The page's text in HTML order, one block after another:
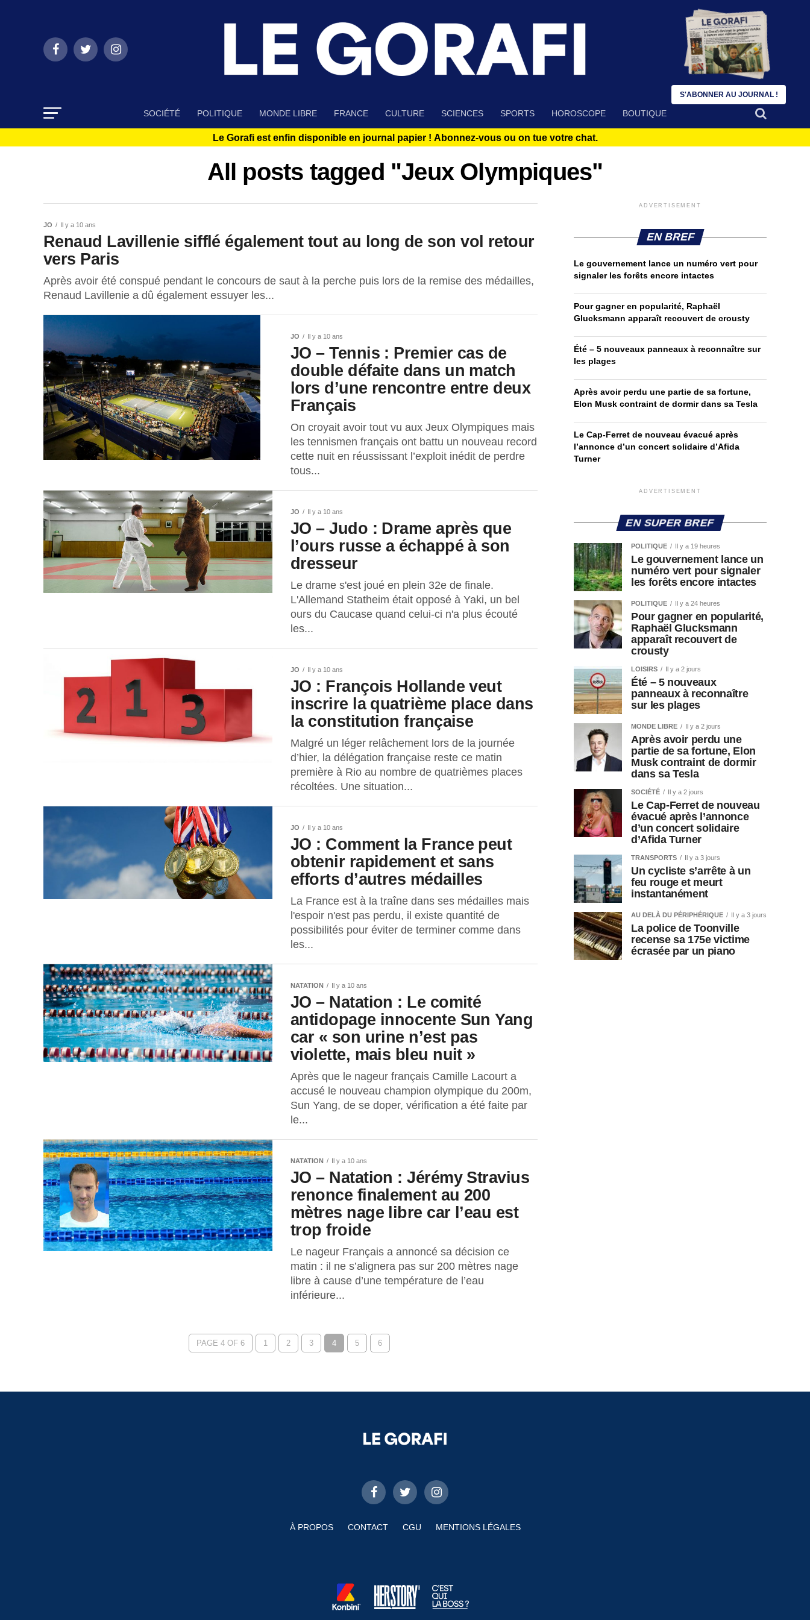
SOCIÉTÉ POLITIQUE MONDE LIBRE FRANCE CULTURE SCIENCES SPORTS HOROSCOPE BOUTIQUE
Le Gorafi est enfin disponible en journal papier ! Abonnez-vous ou on tue votre chat.
All posts tagged "Jeux Olympiques"
JO Il y a 10 ans
Renaud Lavillenie sifflé également tout au long de son vol retour
vers Paris
Après avoir été conspué pendant le concours de saut à la perche puis lors de la remise des médailles,
Renaud Lavillenie a dû également essuyer les...
JO Il y a 10 ans
JO – Tennis : Premier cas de
double défaite dans un match
lors d’une rencontre entre deux
Français
On croyait avoir tout vu aux Jeux Olympiques mais
les tennismen français ont battu un nouveau record
cette nuit en réussissant l’exploit inédit de perdre
tous...
JO Il y a 10 ans
JO – Judo : Drame après que
l’ours russe a échappé à son
dresseur
Le drame s'est joué en plein 32e de finale.
L'Allemand Statheim était opposé à Yaki, un bel
ours du Caucase quand celui-ci n'a plus écouté
les...
JO Il y a 10 ans
JO : François Hollande veut
inscrire la quatrième place dans
la constitution française
Malgré un léger relâchement lors de la journée
d’hier, la délégation française reste ce matin
première à Rio au nombre de quatrièmes places
récoltées. Une situation...
JO Il y a 10 ans
JO : Comment la France peut
obtenir rapidement et sans
efforts d’autres médailles
La France est à la traîne dans ses médailles mais
l'espoir n'est pas perdu, il existe quantité de
possibilités pour éviter de terminer comme dans
les...
NATATION Il y a 10 ans
JO – Natation : Le comité
antidopage innocente Sun Yang
car « son urine n’est pas
violette, mais bleu nuit »
Après que le nageur français Camille Lacourt a
accusé le nouveau champion olympique du 200m,
Sun Yang, de se doper, vérification a été faite par
le...
NATATION Il y a 10 ans
JO – Natation : Jérémy Stravius
renonce finalement au 200
mètres nage libre car l’eau est
trop froide
Le nageur Français a annoncé sa décision ce
matin : il ne s’alignera pas sur 200 mètres nage
libre à cause d’une température de l’eau
inférieure...
PAGE 4 OF 6 1 2 3 4 5 6
ADVERTISEMENT
EN BREF
Le gouvernement lance un numéro vert pour
signaler les forêts encore intactes
Pour gagner en popularité, Raphaël
Glucksmann apparaît recouvert de crousty
Été – 5 nouveaux panneaux à reconnaître sur
les plages
Après avoir perdu une partie de sa fortune,
Elon Musk contraint de dormir dans sa Tesla
Le Cap-Ferret de nouveau évacué après
l’annonce d’un concert solidaire d’Afida
Turner
ADVERTISEMENT
EN SUPER BREF
POLITIQUE Il y a 19 heures
Le gouvernement lance un
numéro vert pour signaler
les forêts encore intactes
POLITIQUE Il y a 24 heures
Pour gagner en popularité,
Raphaël Glucksmann
apparaît recouvert de
crousty
LOISIRS Il y a 2 jours
Été – 5 nouveaux
panneaux à reconnaître
sur les plages
MONDE LIBRE Il y a 2 jours
Après avoir perdu une
partie de sa fortune, Elon
Musk contraint de dormir
dans sa Tesla
SOCIÉTÉ Il y a 2 jours
Le Cap-Ferret de nouveau
évacué après l’annonce
d’un concert solidaire
d’Afida Turner
TRANSPORTS Il y a 3 jours
Un cycliste s’arrête à un
feu rouge et meurt
instantanément
AU DELÀ DU PÉRIPHÉRIQUE Il y a 3 jours
La police de Toonville
recense sa 175e victime
écrasée par un piano
À PROPOS CONTACT CGU MENTIONS LÉGALES
S'ABONNER AU JOURNAL !